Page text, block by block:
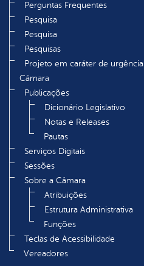
Perguntas Frequentes
Pesquisa
Pesquisa
Pesquisas
Projeto em caráter de
Câmara
Publicações
Dicionário Legislativo
Notas e Releases
Pautas
Serviços Digitais
Sessões
Sobre a Câmara
Atribuições
Estrutura Administrativa
Funções
Teclas de Acessibilidade
Vereadores